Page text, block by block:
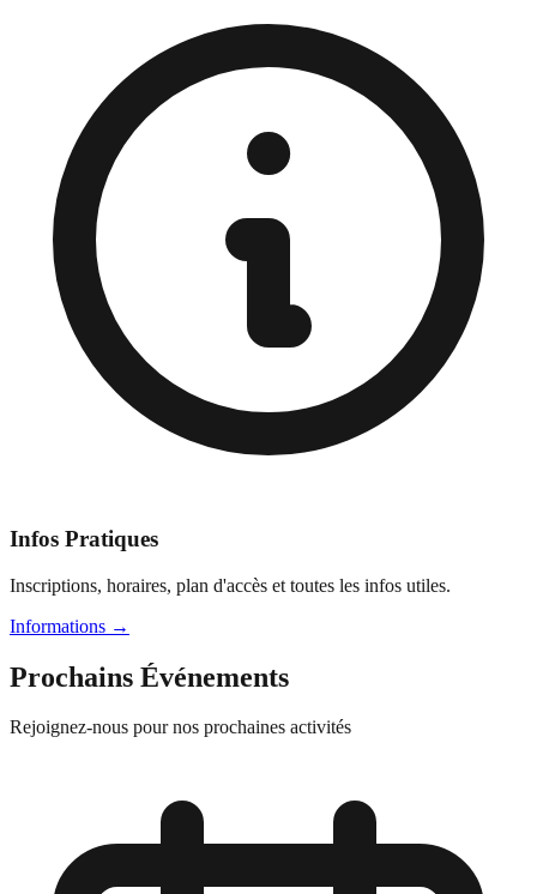
Infos Pratiques
Inscriptions, horaires, plan d'accès et toutes les infos utiles.
Informations →
Prochains Événements
Rejoignez-nous pour nos prochaines activités